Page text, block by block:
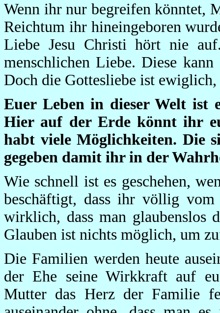
Wenn ihr nur begreifen könntet,
Reichtum ihr hineingeboren
Liebe Jesu Christi hört nie
menschlichen Liebe. Diese
Doch die Gottesliebe ist
Euer Leben in dieser Welt ist
Hier auf der Erde könnt ihr
habt viele Möglichkeiten. Die
gegeben damit ihr in der
Wie schnell ist es geschehen,
beschäftigt, dass ihr völlig
wirklich, dass man glaubenslos
Glauben ist nichts möglich, um
Die Familien werden heute
der Ehe seine Wirkkraft auf
Mutter das Herz der Familie